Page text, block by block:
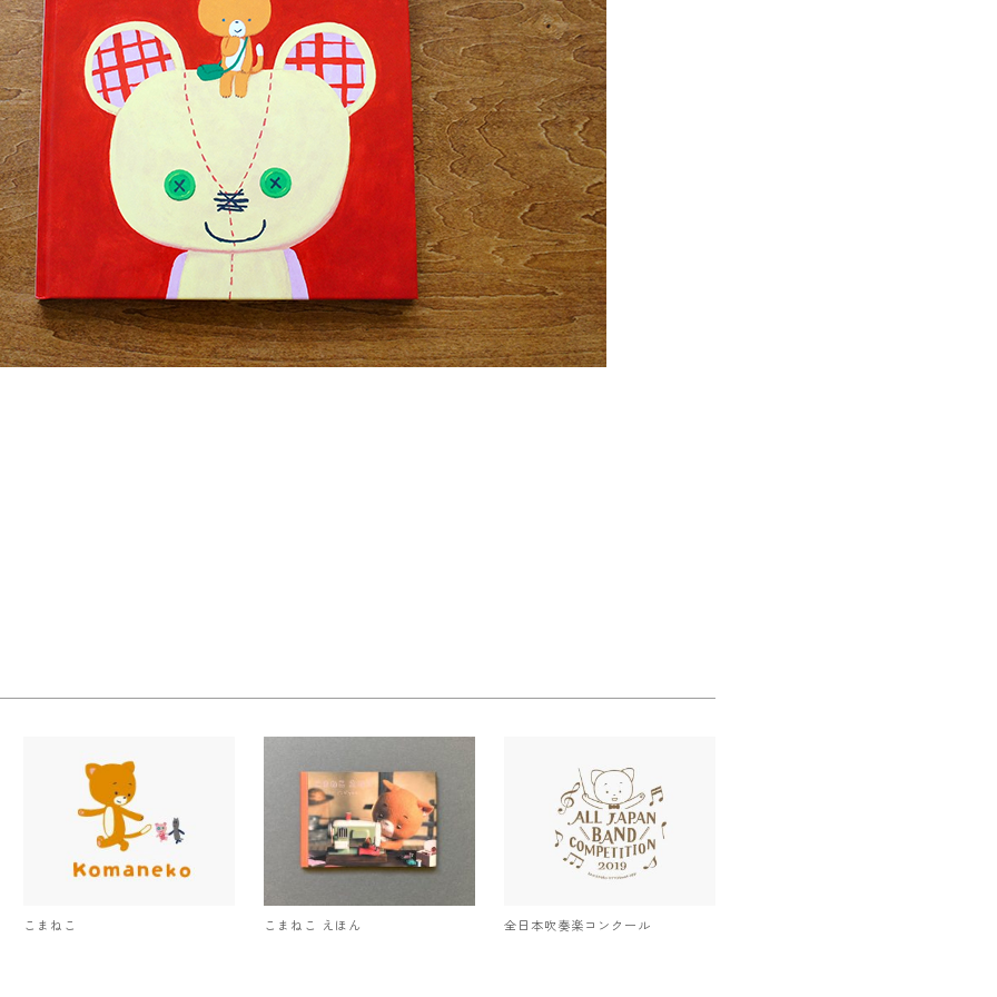
こまねこ こまねこ えほん 全日本吹奏楽コンクール